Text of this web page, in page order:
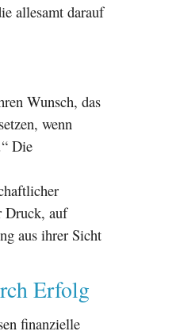
allesamt darauf
Wunsch, das
wenn
Die
Druck, auf
aus ihrer Sicht
Erfolg
finanzielle